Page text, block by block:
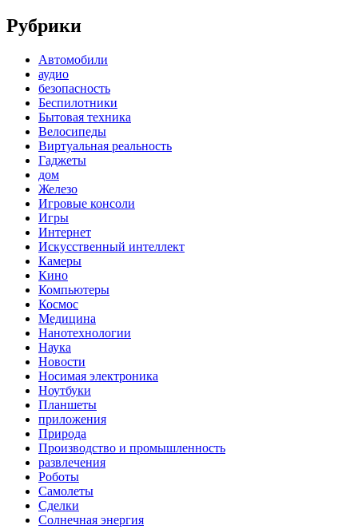
Рубрики
Автомобили
аудио
безопасность
Беспилотники
Бытовая техника
Велосипеды
Виртуальная реальность
Гаджеты
дом
Железо
Игровые консоли
Игры
Интернет
Искусственный интеллект
Камеры
Кино
Компьютеры
Космос
Медицина
Нанотехнологии
Наука
Новости
Носимая электроника
Ноутбуки
Планшеты
приложения
Природа
Производство и промышленность
развлечения
Роботы
Самолеты
Сделки
Солнечная энергия